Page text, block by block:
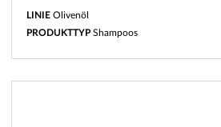
LINIE Olivenöl
PRODUKTTYP Shampoos